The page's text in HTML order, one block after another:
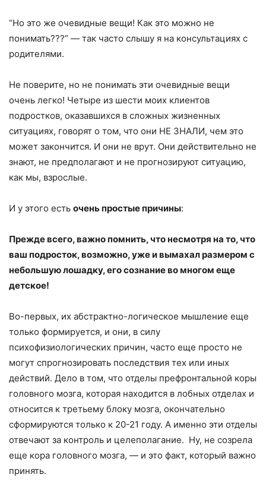
“Но это же очевидные вещи! Как это можно не
понимать???” — так часто слышу я на консультациях с
родителями.
Не поверите, но не понимать эти очевидные вещи
очень легко! Четыре из шести моих клиентов
подростков, оказавшихся в сложных жизненных
ситуациях, говорят о том, что они НЕ ЗНАЛИ, чем это
может закончится. И они не врут. Они действительно не
знают, не предполагают и не прогнозируют ситуацию,
как мы, взрослые.
И у этого есть очень простые причины:
Прежде всего, важно помнить, что несмотря на то, что
ваш подросток, возможно, уже и вымахал размером с
небольшую лошадку, его сознание во многом еще
детское!
Во-первых, их абстрактно-логическое мышление еще
только формируется, и они, в силу
психофизиологических причин, часто еще просто не
могут спрогнозировать последствия тех или иных
действий. Дело в том, что отделы префронтальной коры
головного мозга, которая находится в лобных отделах и
относится к третьему блоку мозга, окончательно
сформируются только к 20-21 году. А именно эти отделы
отвечают за контроль и целеполагание. Ну, не созрела
еще кора головного мозга, — и это факт, который важно
принять.